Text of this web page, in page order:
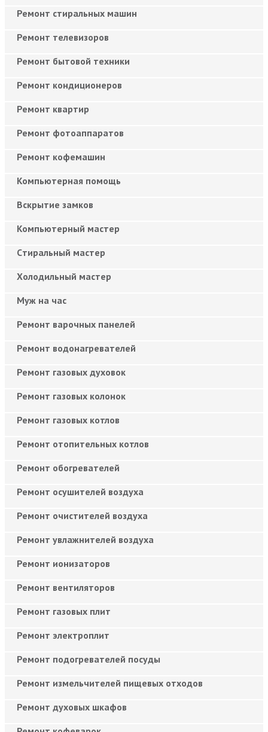
Ремонт стиральных машин
Ремонт телевизоров
Ремонт бытовой техники
Ремонт кондиционеров
Ремонт квартир
Ремонт фотоаппаратов
Ремонт кофемашин
Компьютерная помощь
Вскрытие замков
Компьютерный мастер
Cтиральный мастер
Холодильный мастер
Муж на час
Ремонт варочных панелей
Ремонт водонагревателей
Ремонт газовых духовок
Ремонт газовых колонок
Ремонт газовых котлов
Ремонт отопительных котлов
Ремонт обогревателей
Ремонт осушителей воздуха
Ремонт очистителей воздуха
Ремонт увлажнителей воздуха
Ремонт ионизаторов
Ремонт вентиляторов
Ремонт газовых плит
Ремонт электроплит
Ремонт подогревателей посуды
Ремонт измельчителей пищевых отходов
Ремонт духовых шкафов